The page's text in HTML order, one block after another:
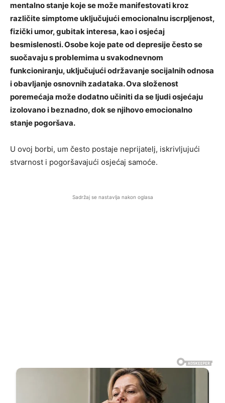
mentalno stanje koje se može manifestovati kroz
različite simptome uključujući emocionalnu iscrpljenost,
fizički umor, gubitak interesa, kao i osjećaj
besmislenosti. Osobe koje pate od depresije često se
suočavaju s problemima u svakodnevnom
funkcioniranju, uključujući održavanje socijalnih odnosa
i obavljanje osnovnih zadataka. Ova složenost
poremećaja može dodatno učiniti da se ljudi osjećaju
izolovano i beznadno, dok se njihovo emocionalno
stanje pogoršava.
U ovoj borbi, um često postaje neprijatelj, iskrivljujući
stvarnost i pogoršavajući osjećaj samoće.
Sadržaj se nastavlja nakon oglasa